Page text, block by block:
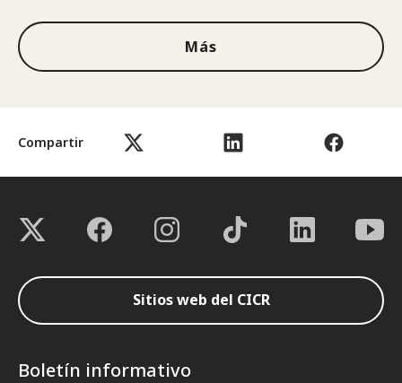
Compartir
Más
Sitios web del CICR
Boletín informativo